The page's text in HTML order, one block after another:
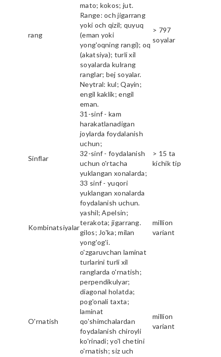
rang
mato; kokos; jut.
Range: och jigarrang
yoki och qizil; quyuq
(eman yoki
yong'oqning rangi); oq
(akatsiya); turli xil
soyalarda kulrang
ranglar; bej soyalar.
Neytral: kul; Qayin;
engil kaklik; engil
eman.
> 797
soyalar
Sinflar
31-sinf - kam
harakatlanadigan
joylarda foydalanish
uchun;
32-sinf - foydalanish
uchun o'rtacha
yuklangan xonalarda;
33 sinf - yuqori
yuklangan xonalarda
foydalanish uchun.
> 15 ta
kichik tip
Kombinatsiyalar
yashil; Apelsin;
terakota; jigarrang.
gilos; Jo'ka; milan
yong'og'i.
million
variant
O'rnatish
o'zgaruvchan laminat
turlarini turli xil
ranglarda o'rnatish;
perpendikulyar;
diagonal holatda;
pog'onali taxta;
laminat
qo'shimchalardan
foydalanish chiroyli
ko'rinadi; yo'l chetini
o'rnatish; siz uch
million
variant